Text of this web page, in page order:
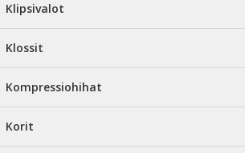
Klipsivalot
Klossit
Kompressiohihat
Korit